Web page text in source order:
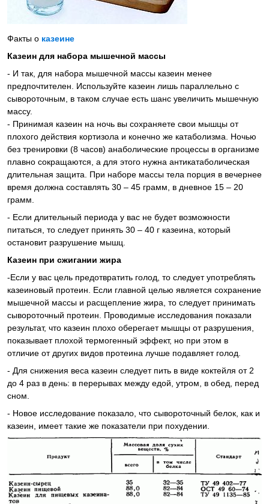
Факты о казеине
Казеин для набора мышечной массы
- И так, для набора мышечной массы казеин менее
предпочтителен. Используйте казеин лишь параллельно с
сывороточным, в таком случае есть шанс увеличить мышечную
массу.
- Принимая казеин на ночь вы сохраняете свои мышцы от
плохого действия кортизола и конечно же катаболизма. Ночью
без тренировки (8 часов) анаболические процессы в организме
плавно сокращаются, а для этого нужна антикатаболическая
длительная защита. При наборе массы тела порция в вечернее
время должна составлять 30 – 45 грамм, в дневное 15 – 20
грамм.
- Если длительный периода у вас не будет возможности
питаться, то следует принять 30 – 40 г казеина, который
остановит разрушение мышц.
Казеин при сжигании жира
-Если у вас цель предотвратить голод, то следует употреблять
казеиновый протеин. Если главной целью является сохранение
мышечной массы и расщепление жира, то следует принимать
сывороточный протеин. Проводимые исследования показали
результат, что казеин плохо оберегает мышцы от разрушения,
показывает плохой термогенный эффект, но при этом в
отличие от других видов протеина лучше подавляет голод.
- Для снижения веса казеин следует пить в виде коктейля от 2
до 4 раз в день: в перерывах между едой, утром, в обед, перед
сном.
- Новое исследование показало, что сывороточный белок, как и
казеин, имеет такие же показатели при похудении.